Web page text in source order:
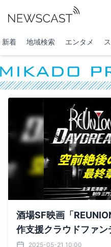
新着 地域検索 エンタメ
酒場SF映画「
作支援クラウドファ
成！ ネクストゴール
2025-05-21 10:00